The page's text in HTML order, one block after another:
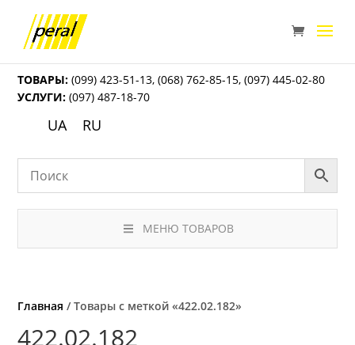
ТОВАРЫ: (099) 423-51-13,(068) 762-85-15,(097) 445-02-80
УСЛУГИ: (097) 487-18-70
UA RU
МЕНЮ ТОВАРОВ
Главная / Товары с меткой «422.02.182»
422.02.182